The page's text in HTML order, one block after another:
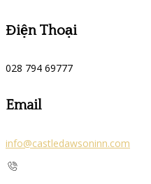
Điện Thoại
028 794 69777
Email
info@castledawsoninn.com